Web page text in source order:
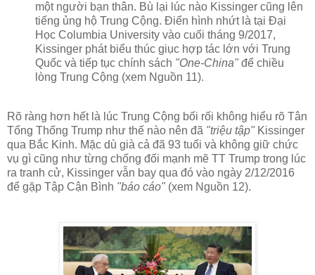
một người bạn thân. Bù lại lúc nào Kissinger cũng lên
tiếng ủng hộ Trung Cộng. Điển hình nhứt là tại Đại
Học Columbia University vào cuối tháng 9/2017,
Kissinger phát biểu thúc giục hợp tác lớn với Trung
Quốc và tiếp tục chính sách "One-China" để chiều
lòng Trung Cộng (xem Nguồn 11).
Rõ ràng hơn hết là lúc Trung Cộng bối rối không hiểu rõ Tân
Tổng Thống Trump như thế nào nên đã "triệu tập" Kissinger
qua Bắc Kinh. Mặc dù già cả đã 93 tuổi và không giữ chức
vụ gì cũng như từng chống đối mạnh mẽ TT Trump trong lúc
ra tranh cử, Kissinger vẫn bay qua đó vào ngày 2/12/2016
để gặp Tập Cận Bình "báo cáo" (xem Nguồn 12).